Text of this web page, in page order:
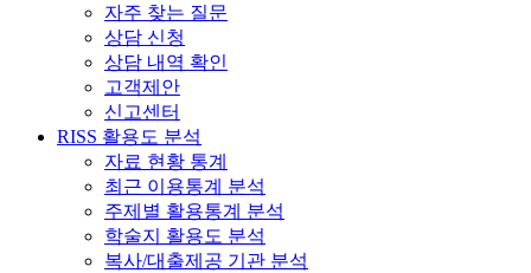
자주 찾는 질문
상담 신청
상담 내역 확인
고객제안
신고센터
RISS 활용도 분석
자료 현황 통계
최근 이용통계 분석
주제별 활용통계 분석
학술지 활용도 분석
복사/대출제공 기관 분석